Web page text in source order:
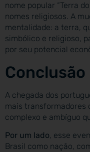
nome popular “Terra
nomes religiosos. A
mentalidade: a terra,
simbólico e religioso,
por seu potencial
Conclusão
A chegada dos
mais transformadores
complexo e ambíguo
Por um lado, esse
Brasil como nação,